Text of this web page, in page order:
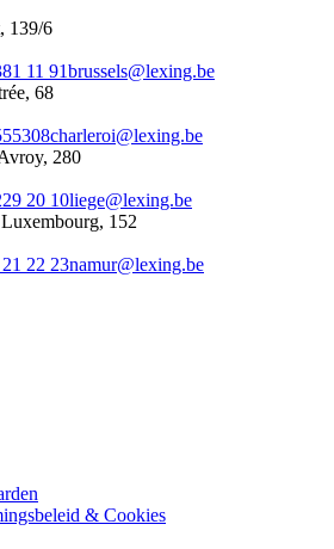
139/6
11 91brussels@lexing.be
68
charleroi@lexing.be
280
20 10liege@lexing.be
152
22 23namur@lexing.be
& Cookies